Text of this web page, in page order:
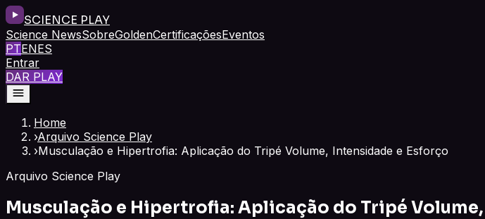
SCIENCE PLAY
Science NewsSobreGoldenCertificaçõesEventos
PTENES
Entrar
DAR PLAY
Home
›Arquivo Science Play
›Musculação e Hipertrofia: Aplicação do Tripé Volume, Intensidade e Esforço
Arquivo Science Play
Musculação e Hipertrofia: Aplicação do Tripé